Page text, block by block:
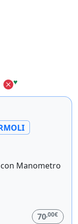
♥
Manometro
70,00€